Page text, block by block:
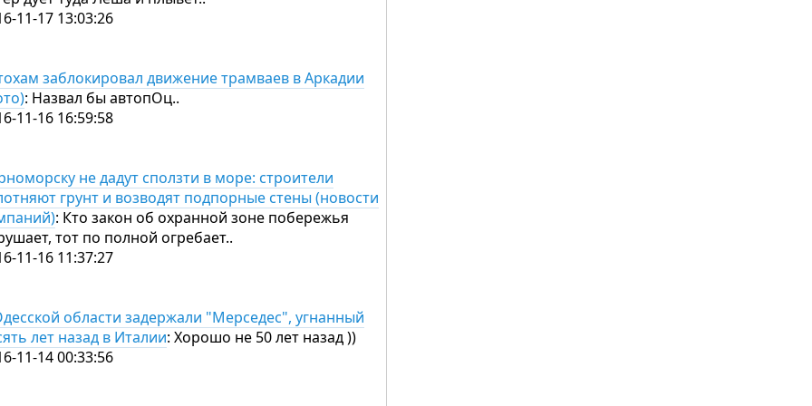
11-17 13:03:26
заблокировал движение трамваев в Аркадии
: Назвал бы автопОц..
11-16 16:59:58
не дадут сползти в море: строители
грунт и возводят подпорные стены (новости
: Кто закон об охранной зоне побережья
тот по полной огребает..
11-16 11:37:27
области задержали "Мерседес", угнанный
лет назад в Италии: Хорошо не 50 лет назад ))
11-14 00:33:56